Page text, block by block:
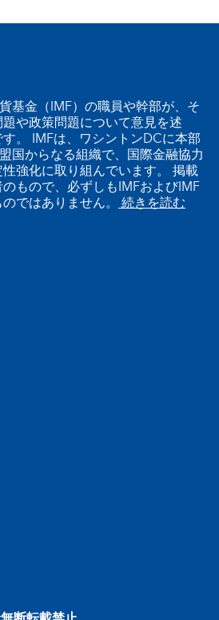
基金（IMF）の職員や幹部が、そ
や政策問題について意見を述
。 IMFは、ワシントンDCに本部
国からなる組織で、国際金融協力
強化に取り組んでいます。 掲載
もので、必ずしもIMFおよびIMF
ではありません。 続きを読む